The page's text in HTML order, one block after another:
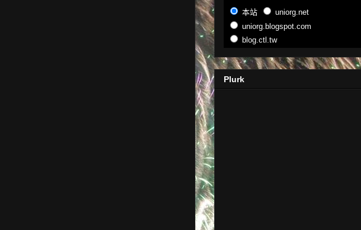
本站
uniorg.net
uniorg.blogspot.com
blog.ctl.tw
Plurk